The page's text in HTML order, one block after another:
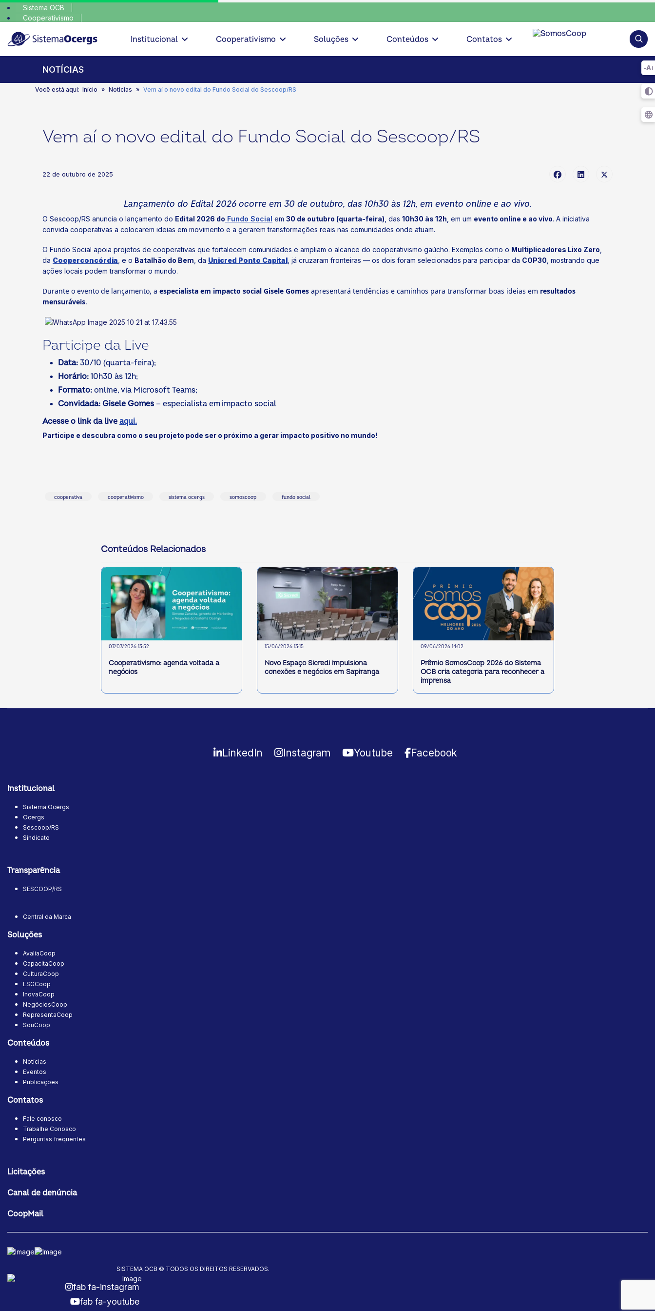
Sistema OCB
Cooperativismo
escolha consciente, escolha o coop • escolha consciente, escolha o coop • escolha consciente, escolha o coop • escolha
Institucional
Cooperativismo Soluções Conteúdos Contatos
NOTÍCIAS
Você está aqui: Início Notícias Vem aí o novo edital do Fundo Social do Sescoop/RS
Vem aí o novo edital do Fundo Social do Sescoop/RS
22 de outubro de 2025
Lançamento do Edital 2026 ocorre em 30 de outubro, das 10h30 às 12h, em evento online e ao vivo.
O Sescoop/RS anuncia o lançamento do Edital 2026 do Fundo Social em 30 de outubro (quarta-feira) , das 10h30 às 12h , em um evento online e ao vivo. A iniciativa
convida cooperativas a colocarem ideias em movimento e a gerarem transformações reais nas comunidades onde atuam.
O Fundo Social apoia projetos de cooperativas que fortalecem comunidades e ampliam o alcance do cooperativismo gaúcho. Exemplos como o Multiplicadores Lixo Zero
da Cooperconcórdia , e o Batalhão do Bem , da Unicred Ponto Capital , já cruzaram fronteiras — os dois foram selecionados para participar da COP30 , mostrando que
ações locais podem transformar o mundo.
Durante o evento de lançamento, a especialista em impacto social Gisele Gomes apresentará tendências e caminhos para transformar boas ideias em resultados
mensuráveis.
Participe da Live
Data: 30/10 (quarta-feira);
Horário: 10h30 às 12h;
Formato: online, via Microsoft Teams;
Convidada: Gisele Gomes — especialista em impacto social
Acesse o link da live aqui.
Participe e descubra como o seu projeto pode ser o próximo a gerar impacto positivo no mundo!
cooperativa cooperativismo sistema ocergs somoscoop fundo social
Conteúdos Relacionados
07/07/2026 13:52
Cooperativismo: agenda voltada a
negócios
15/06/2026 13:15
Novo Espaço Sicredi impulsiona
conexões e negócios em Sapiranga
09/06/2026 14:02
Prêmio SomosCoop 2026 do Sistema
OCB cria categoria para reconhecer a
imprensa
LinkedIn Instagram Youtube Facebook
Institucional
Sistema Ocergs
Ocergs
Sescoop/RS
Sindicato
Transparência
SESCOOP/RS
Central da Marca
Soluções
AvaliaCoop
CapacitaCoop
CulturaCoop
ESGCoop
InovaCoop
NegóciosCoop
RepresentaCoop
SouCoop
Conteúdos
Notícias
Eventos
Publicações
Contatos
Fale conosco
Trabalhe Conosco
Perguntas frequentes
Licitações
Canal de denúncia
CoopMail
SISTEMA OCB © TODOS OS DIREITOS RESERVADOS.
fab fa-instagram
fab fa-youtube